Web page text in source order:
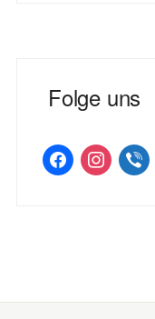
Folge uns
facebookinstagramviber